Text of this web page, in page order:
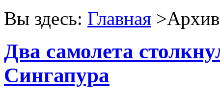
Вы здесь: Главная >Архив
Два самолета
Сингапура